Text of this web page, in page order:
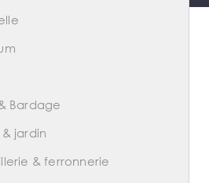
Bardage
jardin
& ferronnerie